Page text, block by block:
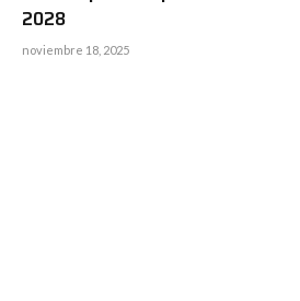
2028
noviembre 18, 2025